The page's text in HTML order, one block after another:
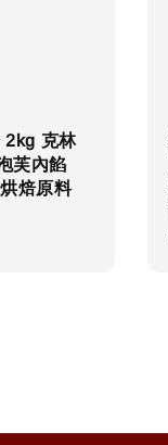
2kg 克林
芙內餡
焙原料